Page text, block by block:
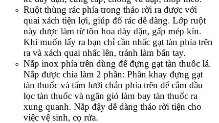
Ruột thùng rác phía trong tháo rời ra được với
quai xách tiện lợi, giúp đổ rác dễ dàng. Lớp ruột
này được làm từ tôn hoa dày dặn, gấp mép kín.
Khi muốn lấy ra bạn chỉ cần nhấc gạt tàn phía trên
ra và xách quai nhấc lên, tránh làm bẩn tay.
Nắp inox phía trên dùng để đựng gạt tàn thuốc lá.
Nắp được chia làm 2 phần: Phần khay đựng gạt
tàn thuốc và tấm lưới chắn phía trên để cắm đầu
lọc tàn thuốc và ngăn gió làm bay tàn thuốc ra
xung quanh. Nắp đậy dễ dàng tháo rời tiện cho
việc vệ sinh, cọ rửa.